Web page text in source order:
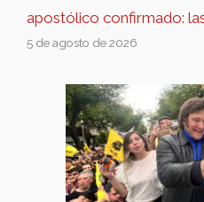
apostólico confirmado:
5 de agosto de 2026